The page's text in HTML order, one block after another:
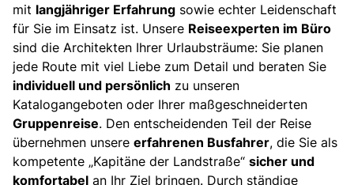
Start
Tagesfahrten
Mehrtagesfahrten
Bus mieten
Katalog anfordern
Gutscheine
Service & Kontakt
mit langjähriger Erfahrung sowie echter Leidenschaft
für Sie im Einsatz ist. Unsere Reiseexperten im Büro
sind die Architekten Ihrer Urlaubsträume: Sie planen
jede Route mit viel Liebe zum Detail und beraten Sie
individuell und persönlich zu unseren
Katalogangeboten oder Ihrer maßgeschneiderten
Gruppenreise. Den entscheidenden Teil der Reise
übernehmen unsere erfahrenen Busfahrer, die Sie als
kompetente „Kapitäne der Landstraße“ sicher und
komfortabel an Ihr Ziel bringen. Durch ständige